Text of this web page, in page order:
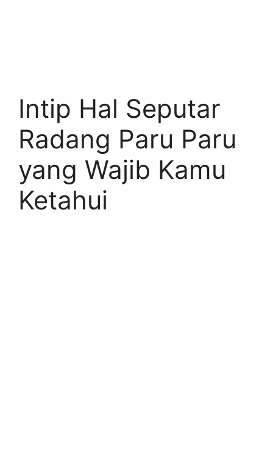
Intip Hal Seputar
Radang Paru Paru
yang Wajib Kamu
Ketahui